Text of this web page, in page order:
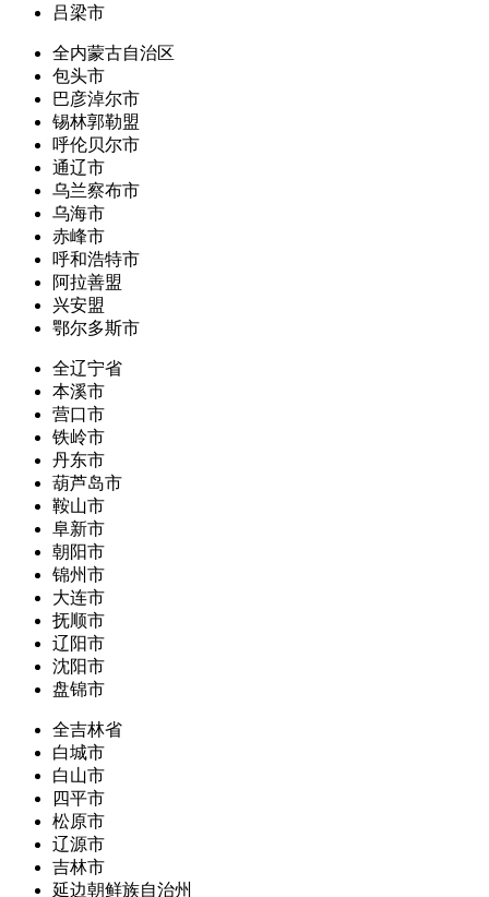
吕梁市
全内蒙古自治区
包头市
巴彦淖尔市
锡林郭勒盟
呼伦贝尔市
通辽市
乌兰察布市
乌海市
赤峰市
呼和浩特市
阿拉善盟
兴安盟
鄂尔多斯市
全辽宁省
本溪市
营口市
铁岭市
丹东市
葫芦岛市
鞍山市
阜新市
朝阳市
锦州市
大连市
抚顺市
辽阳市
沈阳市
盘锦市
全吉林省
白城市
白山市
四平市
松原市
辽源市
吉林市
延边朝鲜族自治州